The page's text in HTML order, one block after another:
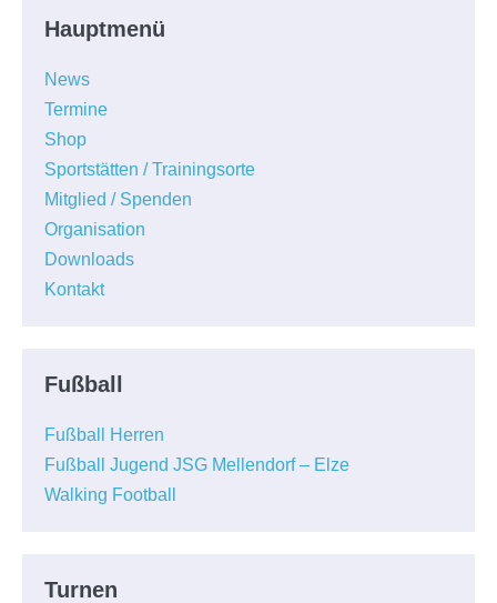
Hauptmenü
News
Termine
Shop
Sportstätten / Trainingsorte
Mitglied / Spenden
Organisation
Downloads
Kontakt
Fußball
Fußball Herren
Fußball Jugend JSG Mellendorf – Elze
Walking Football
Turnen